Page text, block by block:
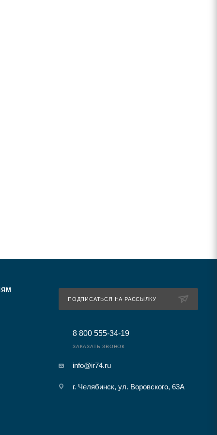
ПОДПИСАТЬСЯ НА РАССЫЛКУ
8 800 555-34-19
ЗАКАЗАТЬ ЗВОНОК
info@ir74.ru
г. Челябинск, ул. Воровского, 63А